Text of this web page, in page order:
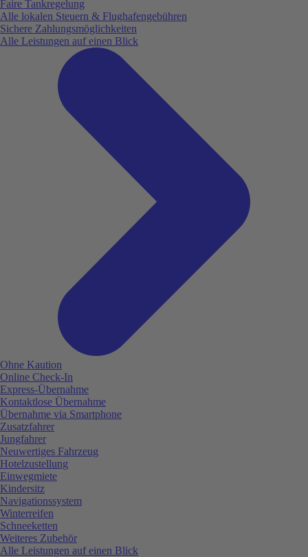
Faire Tankregelung
Alle lokalen Steuern & Flughafengebühren
Sichere Zahlungsmöglichkeiten
Alle Leistungen auf einen Blick
Ohne Kaution
Online Check-In
Express-Übernahme
Kontaktlose Übernahme
Übernahme via Smartphone
Zusatzfahrer
Jungfahrer
Neuwertiges Fahrzeug
Hotelzustellung
Einwegmiete
Kindersitz
Navigationssystem
Winterreifen
Schneeketten
Weiteres Zubehör
Alle Leistungen auf einen Blick